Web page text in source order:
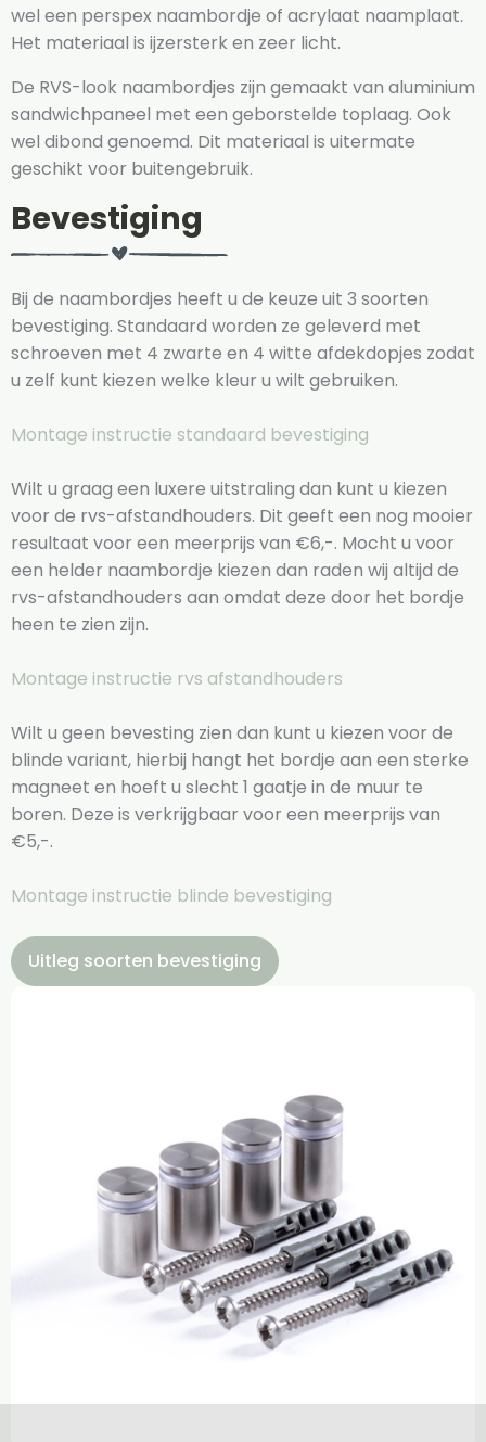
wel een perspex naambordje of acrylaat naamplaat.
Het materiaal is ijzersterk en zeer licht.
De RVS-look naambordjes zijn gemaakt van aluminium
sandwichpaneel met een geborstelde toplaag. Ook
wel dibond genoemd. Dit materiaal is uitermate
geschikt voor buitengebruik.
Bevestiging
Bij de naambordjes heeft u de keuze uit 3 soorten
bevestiging. Standaard worden ze geleverd met
schroeven met 4 zwarte en 4 witte afdekdopjes zodat
u zelf kunt kiezen welke kleur u wilt gebruiken.
Montage instructie standaard bevestiging
Wilt u graag een luxere uitstraling dan kunt u kiezen
voor de rvs-afstandhouders. Dit geeft een nog mooier
resultaat voor een meerprijs van €6,-. Mocht u voor
een helder naambordje kiezen dan raden wij altijd de
rvs-afstandhouders aan omdat deze door het bordje
heen te zien zijn.
Montage instructie rvs afstandhouders
Wilt u geen bevesting zien dan kunt u kiezen voor de
blinde variant, hierbij hangt het bordje aan een sterke
magneet en hoeft u slecht 1 gaatje in de muur te
boren. Deze is verkrijgbaar voor een meerprijs van
€5,-.
Montage instructie blinde bevestiging
Uitleg soorten bevestiging